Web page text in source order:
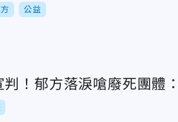
公益
！郁方落淚嗆廢死團體